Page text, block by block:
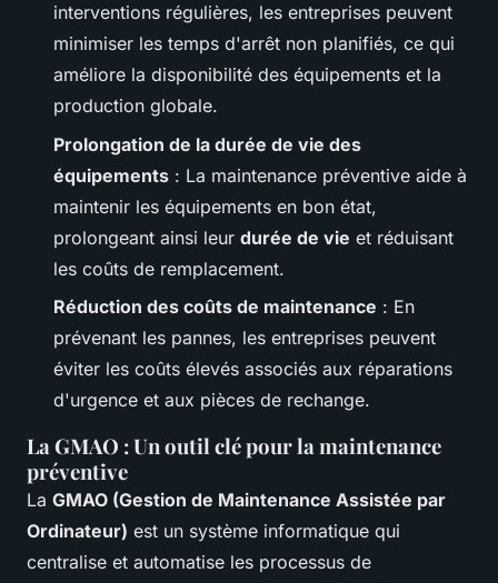
interventions régulières, les entreprises peuvent
minimiser les temps d'arrêt non planifiés, ce qui
améliore la disponibilité des équipements et la
production globale.
Prolongation de la durée de vie des
équipements : La maintenance préventive aide à
maintenir les équipements en bon état,
prolongeant ainsi leur durée de vie et réduisant
les coûts de remplacement.
Réduction des coûts de maintenance : En
prévenant les pannes, les entreprises peuvent
éviter les coûts élevés associés aux réparations
d'urgence et aux pièces de rechange.
La GMAO : Un outil clé pour la maintenance
préventive
La GMAO (Gestion de Maintenance Assistée par
Ordinateur) est un système informatique qui
centralise et automatise les processus de